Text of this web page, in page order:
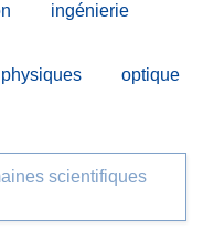
ingénierie
optique
scientifiques